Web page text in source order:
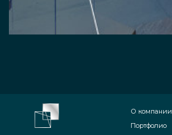
О компании
Портфолио